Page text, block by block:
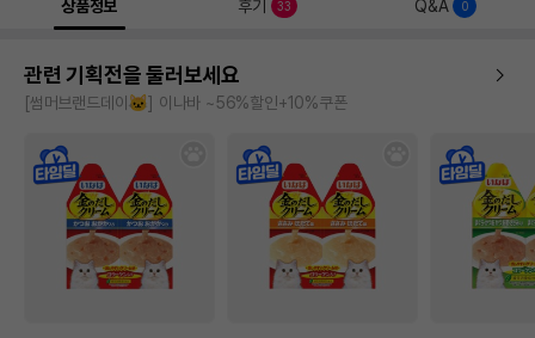
상품정보 후기 33 Q&A 0
관련 기획전을 둘러보세요
[썸머브랜드데이🐱] 이나바 ~56%할인+10%쿠폰